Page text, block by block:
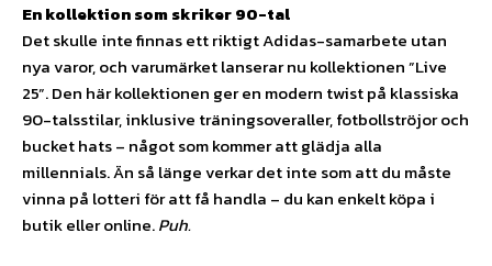
En kollektion som skriker 90-tal
Det skulle inte finnas ett riktigt Adidas-samarbete utan
nya varor, och varumärket lanserar nu kollektionen ”Live
25”. Den här kollektionen ger en modern twist på klassiska
90-talsstilar, inklusive träningsoveraller, fotbollströjor och
bucket hats – något som kommer att glädja alla
millennials. Än så länge verkar det inte som att du måste
vinna på lotteri för att få handla – du kan enkelt köpa i
butik eller online.Puh.